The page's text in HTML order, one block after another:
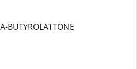
BUTYROLATTONE